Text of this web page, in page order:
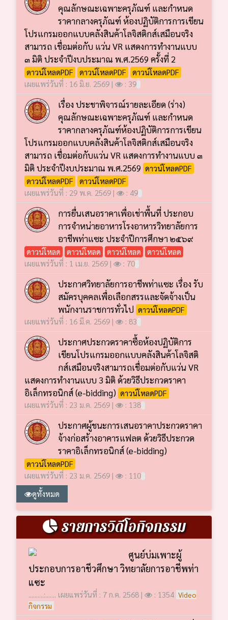
คุณลักษณะเฉพาะครุภัณฑ์ และกำหนด
ราคากลางครุภัณฑ์ ห้องปฏิบัติการการเขียน
โปรแกรมออกแบบคลังสินค้าโลจิสติกส์เสมือนจริง
สามารถ เชื่อมต่อกับ แว่น VR แสดงการทำงานแบบ
๓ มิติ ประจำปีงบประมาณ พ.ศ.2569 ครั้งที่ 2
ดาวน์โหลดPDF ดาวน์โหลดPDF
ดาวน์โหลดPDF
เผยแพร่วันที่ : 16 มิ.ย. 2569 |
: 39
เรื่อง ประชาพิจารณ์รายละเอียด (ร่าง)
คุณลักษณะเฉพาะครุภัณฑ์ และกำหนด
ราคากลางครุภัณฑ์ห้องปฏิบัติการการเขียน
โปรแกรมออกแบบคลังสินค้าโลจิสติกส์เสมือนจริง
สามารถ เชื่อมต่อกับแว่น VR แสดงการทำงานแบบ ๓
มิติ ประจำปีงบประมาณ พ.ศ.2569 ดาวน์โหลดPDF
ดาวน์โหลดPDF
ดาวน์โหลดPDF
เผยแพร่วันที่ : 29 พ.ค. 2569 |
: 49
การยื่นเสนอราคาเพื่อเช่าพื้นที่ ประกอบ
การจำหน่ายอาหารโรงอาหารวิทยาลัยการ
อาชีพท่าแซะ ประจำปีการศึกษา ๒๕๖๙
ดาวน์โหลด ดาวน์โหลด ดาวน์โหลด
ดาวน์โหลด
เผยแพร่วันที่ : 1 เม.ย. 2569 |
: 70
ประกาศวิทยาลัยการอาชีพท่าแซะ เรื่อง รับ
สมัครบุคคลเพื่อเลือกสรรและจัดจ้างเป็น
พนักงานราชการทั่วไป ดาวน์โหลดPDF
เผยแพร่วันที่ : 16 มี.ค. 2569 |
: 83
ประกาศประกวดราคาซื้อห้องปฏิบัติการ
เขียนโปรแกรมออกแบบคลังสินค้าโลจิสติ
กส์เสมือนจริงสามารถเชื่อมต่อกับแว่น VR
แสดงการทำงานแบบ 3 มิติ ด้วยวิธีประกวดราคา
อิเล็กทรอนิกส์ (e-bidding) ดาวน์โหลดPDF
เผยแพร่วันที่ : 23 ม.ค. 2569 |
: 138
ประกาศผู้ชนะการเสนอราคาประกวดราคา
จ้างก่อสร้างอาคารแฟลต ด้วยวิธีประกวด
ราคาอิเล็กทรอนิกส์ (e-bidding)
ดาวน์โหลดPDF
เผยแพร่วันที่ : 23 ม.ค. 2569 |
: 110
ดูทั้งหมด
รายการวิดีโอกิจกรรม
ศูนย์บ่มเพาะผู้
ประกอบการอาชีวศึกษา วิทยาลัยการอาชีพท่า
แซะ
..........:....... เผยแพร่วันที่ : 7 ก.ค. 2568 | : 1354 Video
กิจกรรม